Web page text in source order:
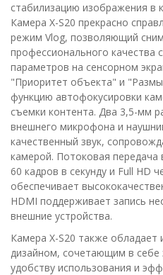
стабилизацию изображения в
Камера X-S20 прекрасно
режим Vlog, позволяющий
профессионального качества
параметров на сенсорном
"Приоритет объекта" и
функцию автофокусировки
съемки контента. Два 3,5-мм
внешнего микрофона и
качественный звук,
камерой. Потоковая
60 кадров в секунду и Full HD
обеспечивает
HDMI поддерживает запись
внешние устройства.
Камера X-S20 также обладает
дизайном, сочетающим в себе
удобству использования и